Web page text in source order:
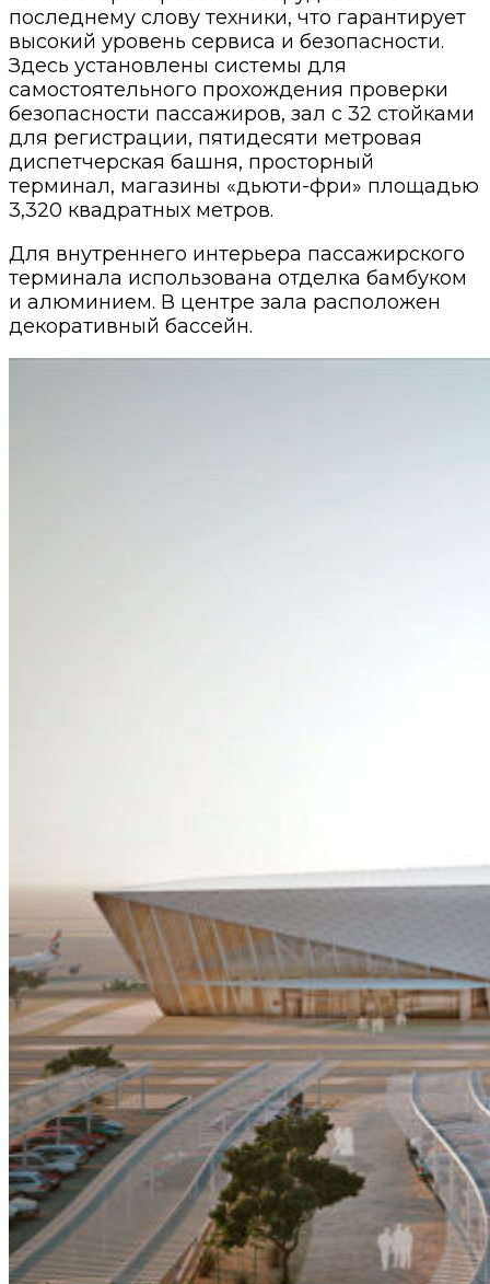
последнему слову техники, что гарантирует
высокий уровень сервиса и безопасности.
Здесь установлены системы для
самостоятельного прохождения проверки
безопасности пассажиров, зал с 32 стойками
для регистрации, пятидесяти метровая
диспетчерская башня, просторный
терминал, магазины «дьюти-фри» площадью
3,320 квадратных метров.
Для внутреннего интерьера пассажирского
терминала использована отделка бамбуком
и алюминием. В центре зала расположен
декоративный бассейн.